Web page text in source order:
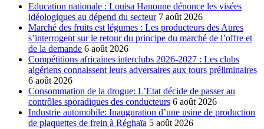
Education nationale : Louisa Hanoune dénonce les visées
idéologiques au dépend du secteur 7 août 2026
Marché des fruits est légumes : Les producteurs des Aures
s’interrogent sur le retour du principe du marché de l’offre et
de la demande 6 août 2026
Compétitions africaines interclubs 2026-2027 : Les clubs
algériens connaissent leurs adversaires aux tours préliminaires
6 août 2026
Consommation de la drogue: L’Etat décide de passer au
contrôles sporadiques des conducteurs 6 août 2026
Industrie automobile: Inauguration d’une usine de production
de plaquettes de frein à Réghaïa 5 août 2026